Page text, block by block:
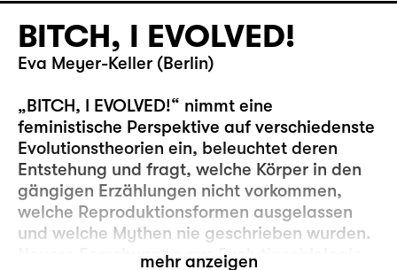
BITCH, I EVOLVED!
Eva Meyer-Keller (Berlin)
„BITCH, I EVOLVED!“ nimmt eine
feministische Perspektive auf verschiedenste
Evolutionstheorien ein, beleuchtet deren
Entstehung und fragt, welche Körper in den
gängigen Erzählungen nicht vorkommen,
welche Reproduktionsformen ausgelassen
und welche Mythen nie geschrieben wurden.
Neuere Forschungen aus Evolutionsbiologie,
mehr anzeigen